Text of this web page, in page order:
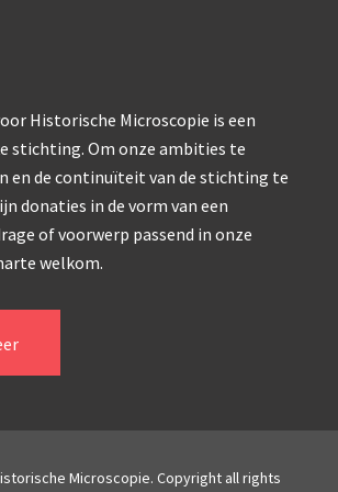
No. 1 ‘Van Heurck’ (ca. 1900)
Reichert (ca. 1925)
statief BTC (1955-1957)
(1955-1965)
& Simms, McArthur type (1959-
statief R (ca. 1965)
Historische Microscopie is een
stichting. Om onze ambities te
en de continuïteit van de stichting te
donaties in de vorm van een
of voorwerp passend in onze
welkom.
Microscopie. Copyright all rights